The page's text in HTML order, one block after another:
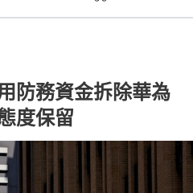
防務資金拆除華為
度保留